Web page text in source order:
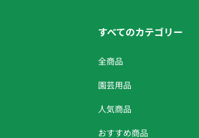
すべてのカテゴリー
全商品
園芸用品
人気商品
おすすめ商品